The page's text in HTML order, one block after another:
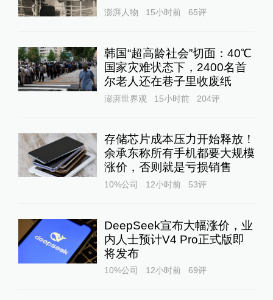
澎湃人物 15小时前 65评
韩国“超高龄社会”切面：40℃
国家灾难状态下，2400名首
尔老人还在巷子里收废纸
澎湃世界观 15小时前 204评
存储芯片成本压力开始释放！
余承东称所有手机都要大规模
涨价，否则就是亏损销售
10%公司 12小时前 53评
DeepSeek宣布大幅涨价，业
内人士预计V4 Pro正式版即
将发布
10%公司 12小时前 69评